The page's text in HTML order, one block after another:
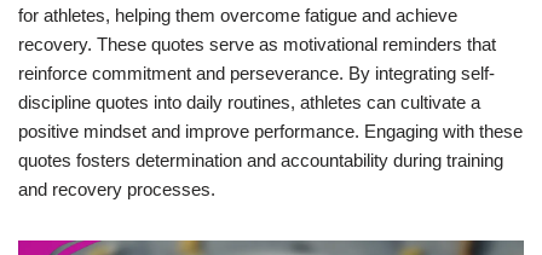
for athletes, helping them overcome fatigue and achieve
recovery. These quotes serve as motivational reminders that
reinforce commitment and perseverance. By integrating self-
discipline quotes into daily routines, athletes can cultivate a
positive mindset and improve performance. Engaging with these
quotes fosters determination and accountability during training
and recovery processes.